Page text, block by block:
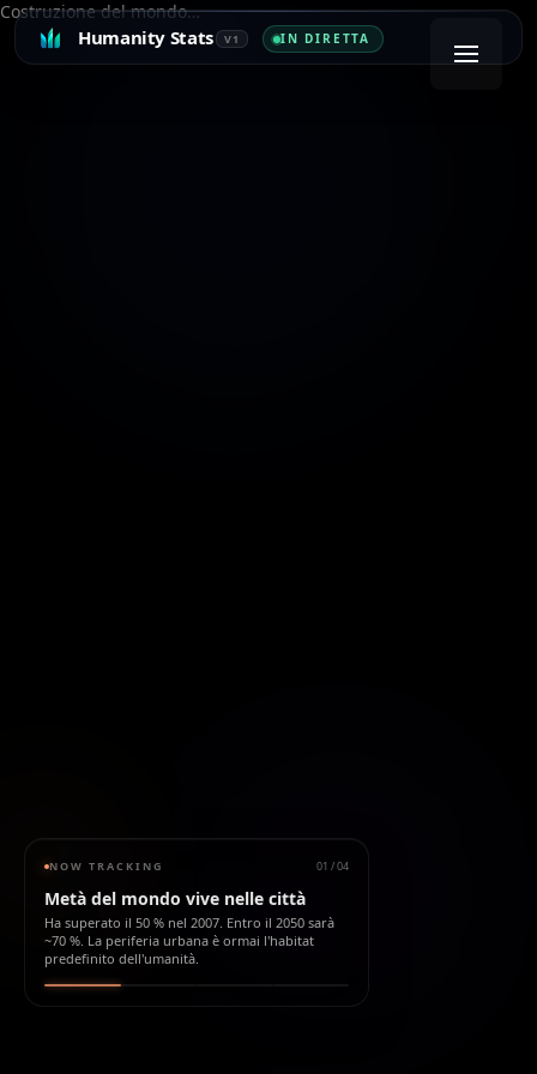
Humanity Stats V1 IN DIRETTA
Costruzione del mondo…
NOW TRACKING 01 /04
Metà del mondo vive nelle città
Ha superato il 50 % nel 2007. Entro il 2050 sarà
~70 %. La periferia urbana è ormai l'habitat
predefinito dell'umanità.